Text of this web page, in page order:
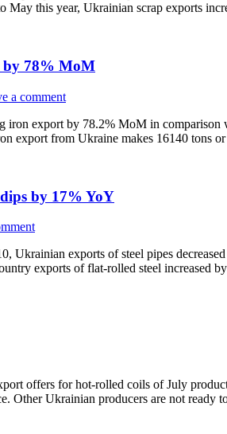
this year, Ukrainian scrap exports
78% MoM
a comment
iron export by 78.2% MoM in
export from Ukraine makes 16140 tons
by 17% YoY
Ukrainian exports of steel pipes
exports of flat-rolled steel increased
offers for hot-rolled coils of July
Other Ukrainian producers are not